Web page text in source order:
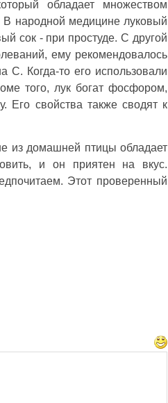
обладает множеством
В народной медицине луковый
сок - при простуде. С другой
ему рекомендовалось
С. Когда-то его использовали
того, лук богат фосфором,
Его свойства также сводят к
из домашней птицы обладает
и он приятен на вкус.
Этот проверенный